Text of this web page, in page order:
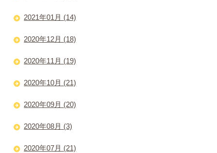
2021年01月 (14)
2020年12月 (18)
2020年11月 (19)
2020年10月 (21)
2020年09月 (20)
2020年08月 (3)
2020年07月 (21)